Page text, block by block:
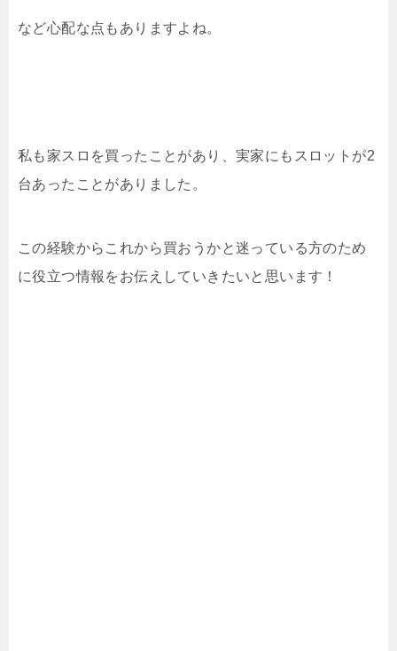
など心配な点もありますよね。
私も家スロを買ったことがあり、実家にもスロットが2
台あったことがありました。
この経験からこれから買おうかと迷っている方のため
に役立つ情報をお伝えしていきたいと思います！